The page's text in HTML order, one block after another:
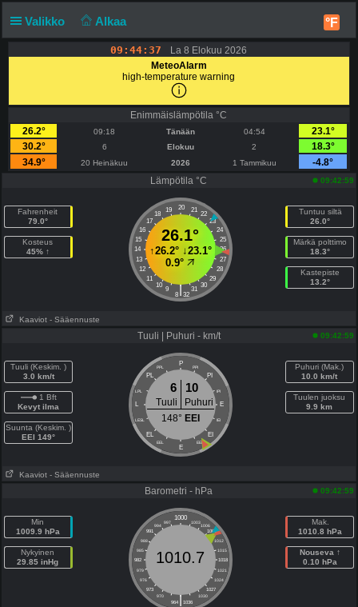
Valikko Alkaa °F
09:44:37
La 8 Elokuu 2026
MeteoAlarm
high-temperature warning
Enimmäislämpötila °C
26.2°
09:18 Tänään 04:54
23.1°
30.2°
6 Elokuu 2
18.3°
34.9°
20 Heinäkuu 2026 1 Tammikuu
-4.8°
Lämpötila °C
09:42:59
Fahrenheit
79.0°
Kosteus
45% ↑
20
19 21
18
22
17
23
16
24
15
25
14
26
13
27
12
28
11
29
10
30
9 31
|
8 32
26.1°
↑26.2°↓23.1°
0.9°
Tuntuu siltä
26.0°
Märkä polttimo
18.3°
Kastepiste
13.2°
Kaaviot - Sääennuste
Tuuli | Puhuri - km/t 09:42:59
Tuuli (Keskim. )
3.0 km/t
1 Bft
Kevyt ilma
Suunta (Keskim. )
EEI 149°
P
PPL PPI
PL PI
LPL IPI
L E
LESL IEI
EL EI
EEL EEI
E
6 10
Tuuli
Puhuri
148° EEI
Puhuri (Mak.)
10.0 km/t
Tuulen juoksu
9.9 km
Kaaviot - Sääennuste
Barometri - hPa 09:42:59
Min
1009.9 hPa
Nykyinen
29.85 inHg
1000
997 1003
994
1006
991
1009
988
1012
985
1015
982
1018
979
1021
976
1024
973
1027
970
1030
|
964 1036
1010.7
Mak.
1010.8 hPa
Nouseva ↑
0.10 hPa